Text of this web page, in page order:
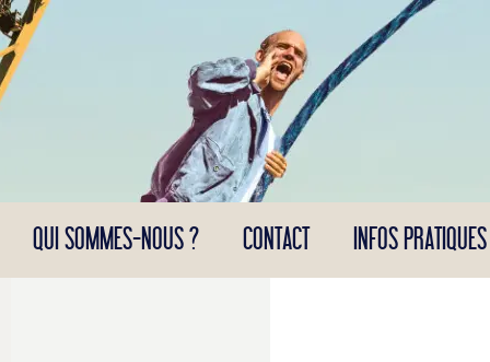
Panneau de gestion des cookies
QUI SOMMES-NOUS ? CONTACT INFOS PRATIQUES